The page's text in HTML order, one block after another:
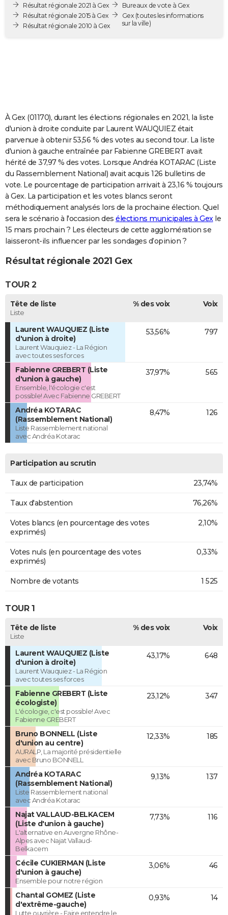
Destinations
City break
Voyage nature
Voyage de noces
Forum
ClimatPHOTO
Dictionnaire
Biographies
Citations
Expressions
Proverbes
PROGRAMME TV
COPAINS D'AVANT
S'inscrire
Se connecter
Lycées
Collèges
Primaires
Universités
Entreprises
Service militaire
Avis de recherche
AVIS DE DÉCÈS
FORUM
Bricolage
Lifestyle
Culture
Sport
Auto
Television
Voyage
Cinema
Résultat régionale 2021 à Gex
Résultat régionale 2015 à Gex
Résultat régionale 2010 à Gex
Bureaux de vote à Gex
Gex (toutes les informations
sur la ville)
À Gex (01170), durant les élections régionales en 2021, la liste
d'union à droite conduite par Laurent WAUQUIEZ était
parvenue à obtenir 53,56 % des votes au second tour. La liste
d'union à gauche entraînée par Fabienne GREBERT avait
hérité de 37,97 % des votes. Lorsque Andréa KOTARAC (Liste
du Rassemblement National) avait acquis 126 bulletins de
vote. Le pourcentage de participation arrivait à 23,16 % toujours
à Gex. La participation et les votes blancs seront
méthodiquement analysés lors de la prochaine élection. Quel
sera le scénario à l'occasion des élections municipales à Gexle
15 mars prochain ? Les électeurs de cette agglomération se
laisseront-ils influencer par les sondages d’opinion ?
Résultat régionale 2021 Gex
TOUR 2
Tête de liste
Liste
% des voix Voix
Laurent WAUQUIEZ (Liste
d'union à droite)
Laurent Wauquiez - La Région
avec toutes ses forces
53,56% 797
Fabienne GREBERT (Liste
d'union à gauche)
Ensemble, l'écologie c'est
possible! Avec Fabienne GREBERT
37,97% 565
Andréa KOTARAC
(Rassemblement National)
Liste Rassemblement national
avec Andréa Kotarac
8,47% 126
Participation au scrutin
Taux de participation 23,74%
Taux d'abstention 76,26%
Votes blancs (en pourcentage des votes
exprimés)
2,10%
Votes nuls (en pourcentage des votes
exprimés)
0,33%
Nombre de votants 1 525
TOUR 1
Tête de liste
Liste
% des voix Voix
Laurent WAUQUIEZ (Liste
d'union à droite)
Laurent Wauquiez - La Région
avec toutes ses forces
43,17% 648
Fabienne GREBERT (Liste
écologiste)
L'écologie, c'est possible! Avec
Fabienne GREBERT
23,12% 347
Bruno BONNELL (Liste
d'union au centre)
AURALP, La majorité présidentielle
avec Bruno BONNELL
12,33% 185
Andréa KOTARAC
(Rassemblement National)
Liste Rassemblement national
avec Andréa Kotarac
9,13% 137
Najat VALLAUD-BELKACEM
(Liste d'union à gauche)
L'alternative en Auvergne Rhône-
Alpes avec Najat Vallaud-
Belkacem
7,73% 116
Cécile CUKIERMAN (Liste
d'union à gauche)
Ensemble pour notre région
3,06% 46
Chantal GOMEZ (Liste
d'extrême-gauche)
Lutte ouvrière - Faire entendre le
0,93% 14